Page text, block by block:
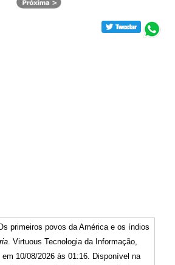
primeiros povos da América e os índios
. Virtuous Tecnologia da Informação,
em 10/08/2026 às 01:16. Disponível na